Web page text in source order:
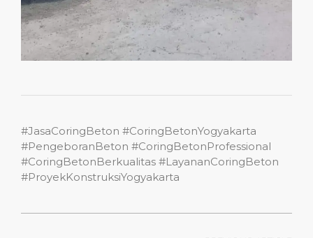
#JasaCoringBeton #CoringBetonYogyakarta
#PengeboranBeton #CoringBetonProfessional
#CoringBetonBerkualitas #LayananCoringBeton
#ProyekKonstruksiYogyakarta